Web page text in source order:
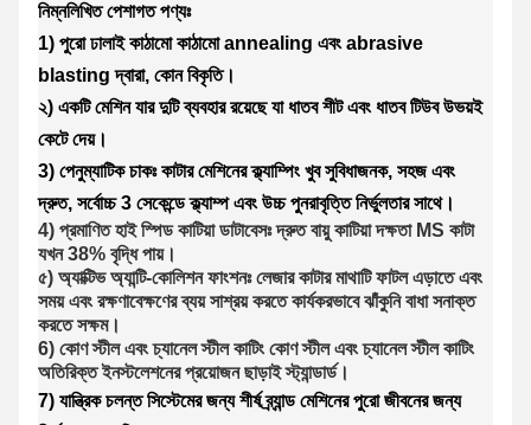
নিম্নলিখিত পেশাগত পণ্যঃ
1) পুরো ঢালাই কাঠামো কাঠামো annealing এবং abrasive
blasting দ্বারা, কোন বিকৃতি।
২) একটি মেশিন যার দুটি ব্যবহার রয়েছে যা ধাতব শীট এবং ধাতব টিউব উভয়ই
কেটে দেয়।
3) পেনুম্যাটিক চাকঃ কাটার মেশিনের ক্ল্যাম্পিং খুব সুবিধাজনক, সহজ এবং
দ্রুত, সর্বোচ্চ 3 সেকেন্ডে ক্ল্যাম্প এবং উচ্চ পুনরাবৃত্তি নির্ভুলতার সাথে।
4) প্রমাণিত হাই স্পিড কাটিয়া ডাটাবেসঃ দ্রুত বায়ু কাটিয়া দক্ষতা MS কাটা
যখন 38% বৃদ্ধি পায়।
৫) অ্যাক্টিভ অ্যান্টি-কোলিশন ফাংশনঃ লেজার কাটার মাথাটি ফাটল এড়াতে এবং
সময় এবং রক্ষণাবেক্ষণের ব্যয় সাশ্রয় করতে কার্যকরভাবে ঝাঁকুনি বাধা সনাক্ত
করতে সক্ষম।
6) কোণ স্টীল এবং চ্যানেল স্টীল কাটিং কোণ স্টীল এবং চ্যানেল স্টীল কাটিং
অতিরিক্ত ইনস্টলেশনের প্রয়োজন ছাড়াই স্ট্যান্ডার্ড।
7) যান্ত্রিক চলন্ত সিস্টেমের জন্য শীর্ষ ব্র্যান্ড মেশিনের পুরো জীবনের জন্য